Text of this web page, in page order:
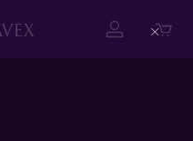
Close